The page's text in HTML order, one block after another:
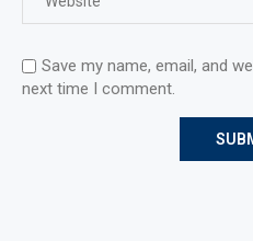
Save my name, email, and
next time I comment.